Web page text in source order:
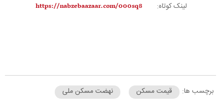
لینک کوتاه:
برچسب ها: قیمت مسکن نهضت مسکن ملی